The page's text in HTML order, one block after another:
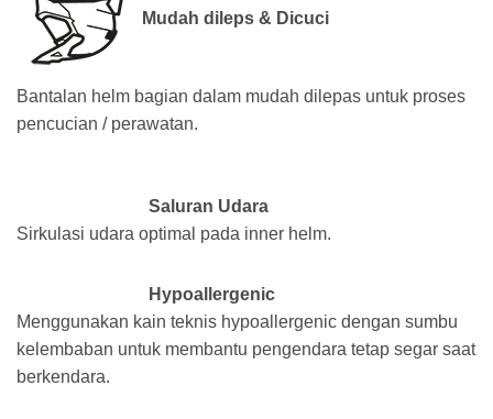
Mudah dileps & Dicuci
Bantalan helm bagian dalam mudah dilepas untuk proses
pencucian / perawatan.
Saluran Udara
Sirkulasi udara optimal pada inner helm.
Hypoallergenic
Menggunakan kain teknis hypoallergenic dengan sumbu
kelembaban untuk membantu pengendara tetap segar saat
berkendara.